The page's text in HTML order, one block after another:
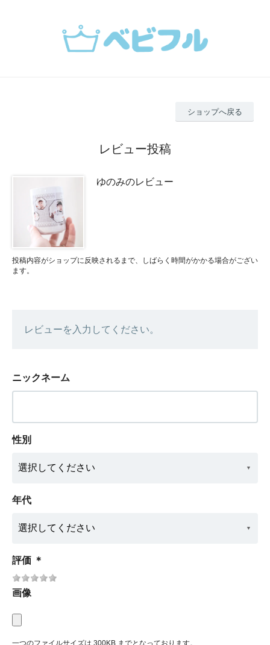
ショップへ戻る
レビュー投稿
ゆのみのレビュー
投稿内容がショップに反映されるまで、しばらく時間がかかる場合がござい
ます。
レビューを入力してください。
ニックネーム
性別
年代
評価 ＊
画像